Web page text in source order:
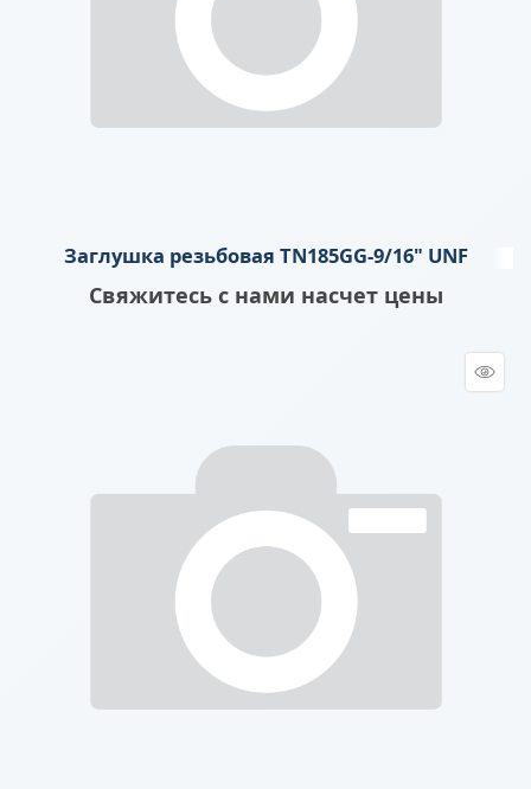
Заглушка резьбовая TN185GG-9/16" UNF
Свяжитесь с нами насчет цены